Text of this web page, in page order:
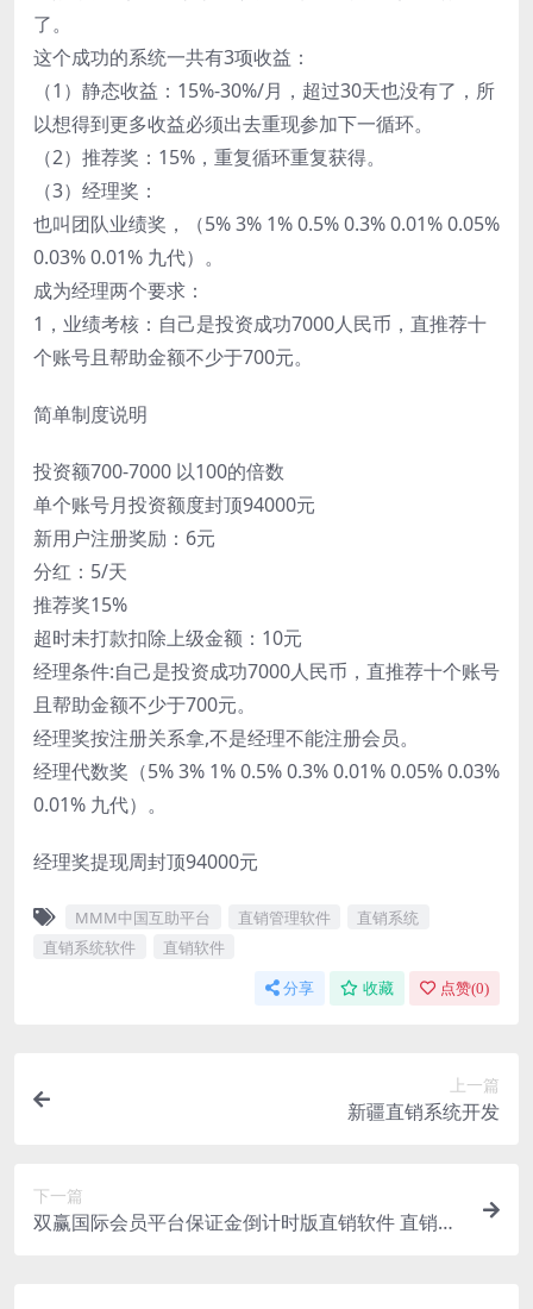
了。
这个成功的系统一共有3项收益：
（1）静态收益：15%-30%/月，超过30天也没有了，所
以想得到更多收益必须出去重现参加下一循环。
（2）推荐奖：15%，重复循环重复获得。
（3）经理奖：
也叫团队业绩奖，（5% 3% 1% 0.5% 0.3% 0.01% 0.05%
0.03% 0.01% 九代）。
成为经理两个要求：
1，业绩考核：自己是投资成功7000人民币，直推荐十
个账号且帮助金额不少于700元。
简单制度说明
投资额700-7000 以100的倍数
单个账号月投资额度封顶94000元
新用户注册奖励：6元
分红：5/天
推荐奖15%
超时未打款扣除上级金额：10元
经理条件:自己是投资成功7000人民币，直推荐十个账号
且帮助金额不少于700元。
经理奖按注册关系拿,不是经理不能注册会员。
经理代数奖（5% 3% 1% 0.5% 0.3% 0.01% 0.05% 0.03%
0.01% 九代）。
经理奖提现周封顶94000元
MMM中国互助平台 直销管理软件
直销系统
直销系统软件
直销软件
分享 收藏 点赞(0)
上一篇
新疆直销系统开发
下一篇
双赢国际会员平台保证金倒计时版直销软件 直销系